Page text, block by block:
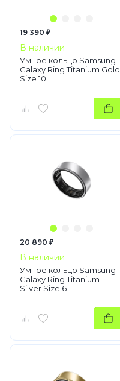
19 390 ₽
В наличии
Умное кольцо Samsung
Galaxy Ring Titanium Gold
Size 10
20 890 ₽
В наличии
Умное кольцо Samsung
Galaxy Ring Titanium
Silver Size 6